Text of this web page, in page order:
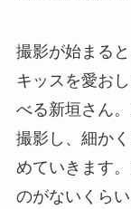
撮影が始まる
キッスを愛お
べる新垣さん
撮影し、細か
めていきます
のがないくら